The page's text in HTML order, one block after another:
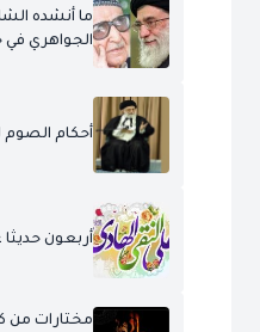
ما أنشده
الجواهري في
أحكام الصوم
أربعون
مختارات من